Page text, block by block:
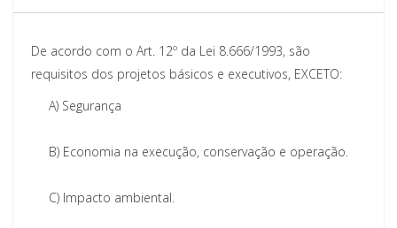
De acordo com o Art. 12º da Lei 8.666/1993, são
requisitos dos projetos básicos e executivos, EXCETO:
A) Segurança
B) Economia na execução, conservação e operação.
C) Impacto ambiental.